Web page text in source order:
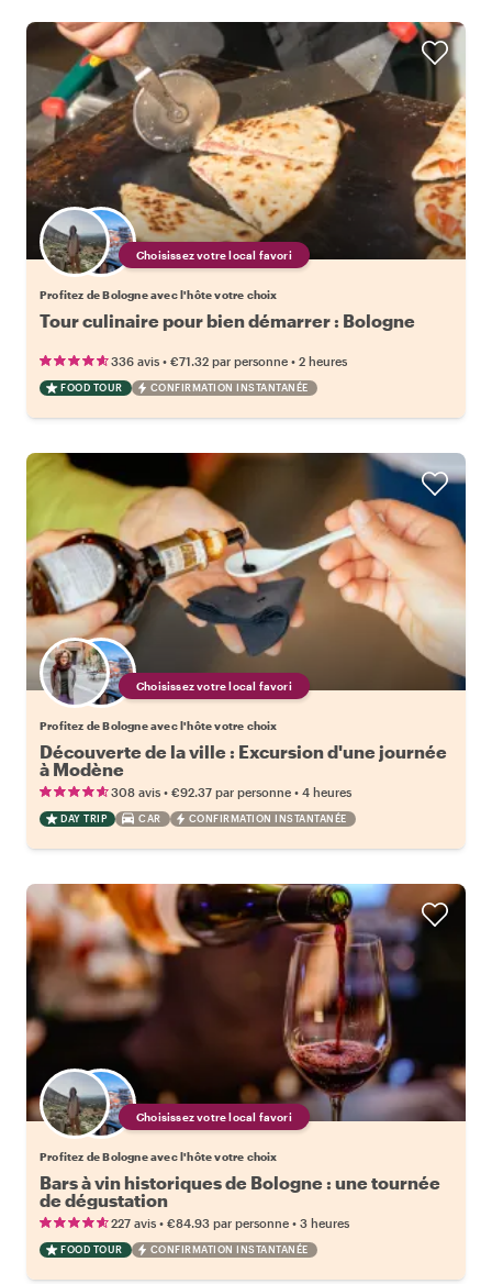
Choisissez votre local favori
Profitez de Bologne avec l'hôte votre choix
Tour culinaire pour bien démarrer : Bologne
336 avis • €71.32 par personne • 2 heures
FOOD TOUR CONFIRMATION INSTANTANÉE
Choisissez votre local favori
Profitez de Bologne avec l'hôte votre choix
Découverte de la ville : Excursion d'une journée
à Modène
308 avis • €92.37 par personne • 4 heures
DAY TRIP CAR CONFIRMATION INSTANTANÉE
Choisissez votre local favori
Profitez de Bologne avec l'hôte votre choix
Bars à vin historiques de Bologne : une tournée
de dégustation
227 avis • €84.93 par personne • 3 heures
FOOD TOUR CONFIRMATION INSTANTANÉE